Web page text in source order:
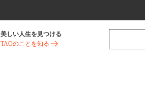
美しい人生を見つける
TAOのことを知る